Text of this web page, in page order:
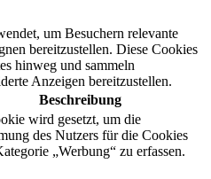
um Besuchern relevante
bereitzustellen. Diese Cookies
hinweg und sammeln
Anzeigen bereitzustellen.
Beschreibung
wird gesetzt, um die
des Nutzers für die Cookies
„Werbung“ zu erfassen.